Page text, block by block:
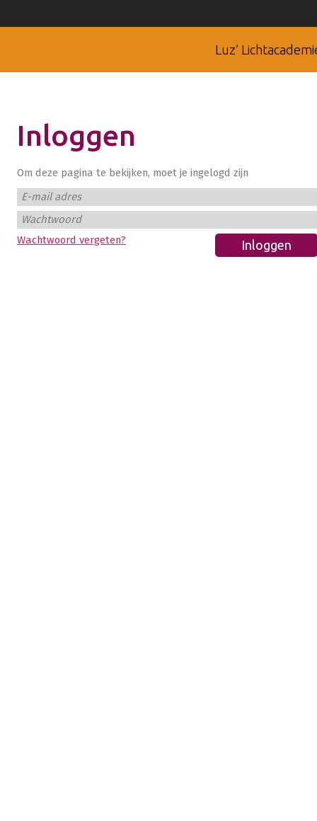
Luz’
Inloggen
Om deze pagina te bekijken, moet je ingelogd zijn
E-mail adres
Wachtwoord
Wachtwoord vergeten?